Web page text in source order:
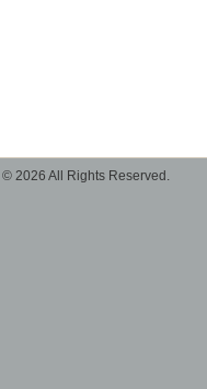
© 2026 All Rights Reserved.